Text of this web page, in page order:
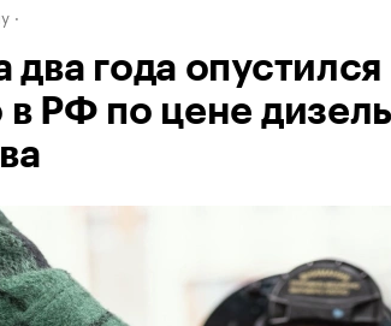
два года
в РФ по цене